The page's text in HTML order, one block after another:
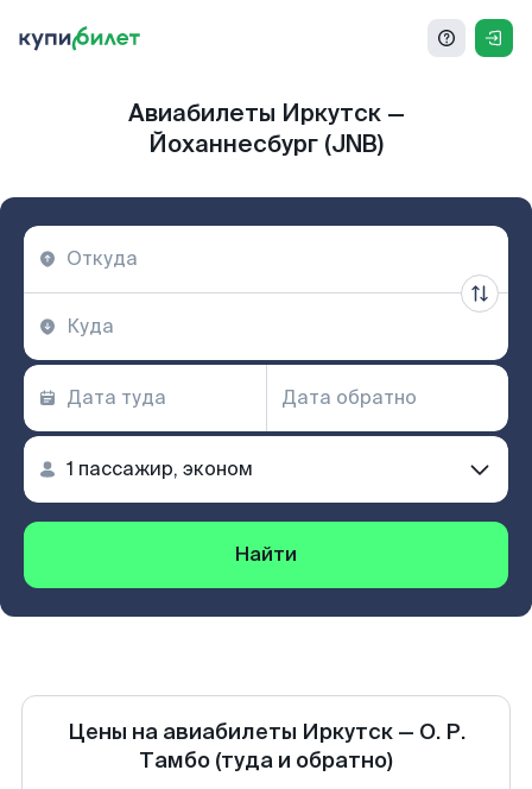
Авиабилеты Иркутск —
Йоханнесбург (JNB)
Найти
Цены на авиабилеты Иркутск— О. Р.
Тамбо (туда и обратно)